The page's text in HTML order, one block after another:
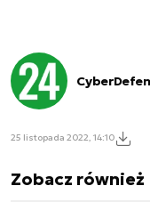
25 listopada 2022, 14:10
Zobacz również